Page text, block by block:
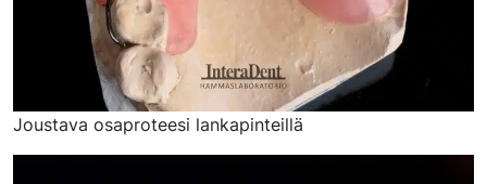
Joustava osaproteesi lankapinteillä